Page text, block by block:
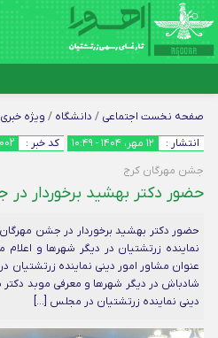
صفحه نخست اجتماعی / دانشگاه / ویژه خبری
انتشار :
۱۲ مهر، ۱۴۰۴ - ۱۰:۴۹ کد خبر :
جشن مهرگان کرج
حضور دکتر بهشید برخوردار
حضور دکتر بهشید برخوردار در جشن
نماینده زرتشتیان در دیگر شهرها و
عنوان مشاور امور دینی نماینده
شادباش در دیگر شهرها و معرفی موبد دکتر
دینی نماینده زرتشتیان در مجلس […]